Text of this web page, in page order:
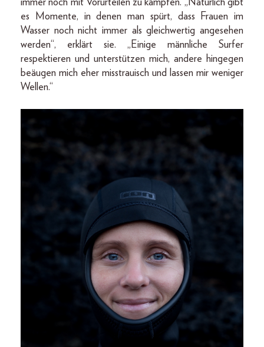
immer noch mit Vorurteilen zu kämpfen. „Natürlich gibt
es Momente, in denen man spürt, dass Frauen im
Wasser noch nicht immer als gleichwertig angesehen
werden“, erklärt sie. „Einige männliche Surfer
respektieren und unterstützen mich, andere hingegen
beäugen mich eher misstrauisch und lassen mir weniger
Wellen.“